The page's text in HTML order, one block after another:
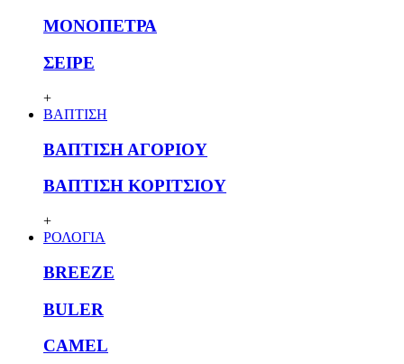
ΜΟΝΟΠΕΤΡΑ
ΣΕΙΡΕ
+
ΒΑΠΤΙΣΗ
ΒΑΠΤΙΣΗ ΑΓΟΡΙΟΥ
ΒΑΠΤΙΣΗ ΚΟΡΙΤΣΙΟΥ
+
ΡΟΛΟΓΙΑ
BREEZE
BULER
CAMEL